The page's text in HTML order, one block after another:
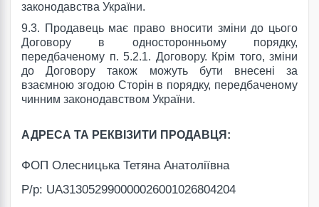
законодавства України.
9.3. Продавець має право вносити зміни до цього
Договору в односторонньому порядку,
передбаченому п. 5.2.1. Договору. Крім того, зміни
до Договору також можуть бути внесені за
взаємною згодою Сторін в порядку, передбаченому
чинним законодавством України.
АДРЕСА ТА РЕКВІЗИТИ ПРОДАВЦЯ:
ФОП Олесницька Тетяна Анатоліївна
Р/р: UA313052990000026001026804204